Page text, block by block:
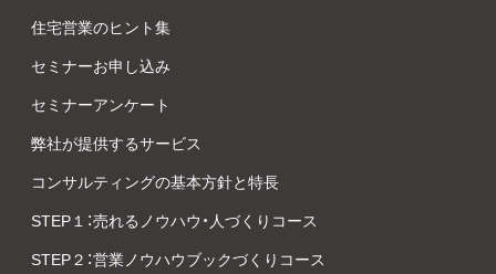
住宅営業のヒント集
セミナーお申し込み
セミナーアンケート
弊社が提供するサービス
コンサルティングの基本方針と特長
STEP１：売れるノウハウ・人づくりコース
STEP２：営業ノウハウブックづくりコース